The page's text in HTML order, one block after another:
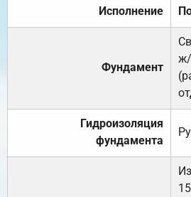
Исполнение
Фундамент
ж/
Гидроизоляция
фундамента